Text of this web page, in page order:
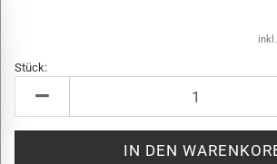
Stück: